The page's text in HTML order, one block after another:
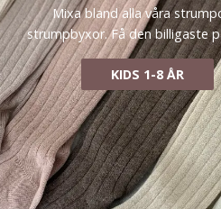
Mixa bland alla våra
strumpbyxor. Få den billigaste
KIDS 1-8 ÅR